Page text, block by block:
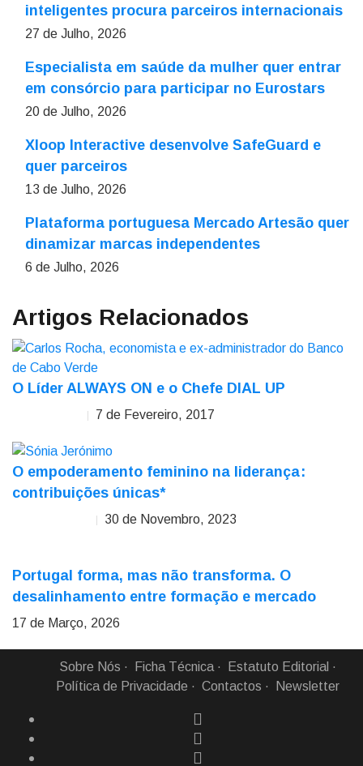
inteligentes procura parceiros internacionais
27 de Julho, 2026
Especialista em saúde da mulher quer entrar
em consórcio para participar no Eurostars
20 de Julho, 2026
Xloop Interactive desenvolve SafeGuard e
quer parceiros
13 de Julho, 2026
Plataforma portuguesa Mercado Artesão quer
dinamizar marcas independentes
6 de Julho, 2026
Artigos Relacionados
O Líder ALWAYS ON e o Chefe DIAL UP
7 de Fevereiro, 2017
O empoderamento feminino na liderança :
contribuições únicas*
30 de Novembro, 2023
Portugal forma, mas não transforma. O
desalinhamento entre formação e mercado
17 de Março, 2026
Sobre Nós Ficha Técnica
Estatuto Editorial
Política de Privacidade
Contactos Newsletter